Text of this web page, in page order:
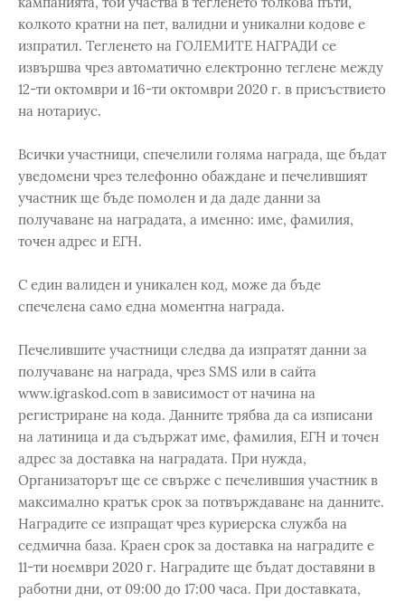
колкото кратни на пет, валидни и уникални кодове е
изпратил. Тегленето на ГОЛЕМИТЕ НАГРАДИ се
извършва чрез автоматично електронно теглене между
12-ти октомври и 16-ти октомври 2020 г. в присъствието
на нотариус.
Всички участници, спечелили голяма награда, ще бъдат
уведомени чрез телефонно обаждане и печелившият
участник ще бъде помолен и да даде данни за
получаване на наградата, а именно: име, фамилия,
точен адрес и ЕГН.
С един валиден и уникален код, може да бъде
спечелена само една моментна награда.
Печелившите участници следва да изпратят данни за
получаване на награда, чрез SMS или в сайта
www.igraskod.com в зависимост от начина на
регистриране на кода. Данните трябва да са изписани
на латиница и да съдържат име, фамилия, ЕГН и точен
адрес за доставка на наградата. При нужда,
Организаторът ще се свърже с печелившия участник в
максимално кратък срок за потвърждаване на данните.
Наградите се изпращат чрез куриерска служба на
седмична база. Краен срок за доставка на наградите е
11-ти ноември 2020 г. Наградите ще бъдат доставяни в
работни дни, от 09:00 до 17:00 часа. При доставката,